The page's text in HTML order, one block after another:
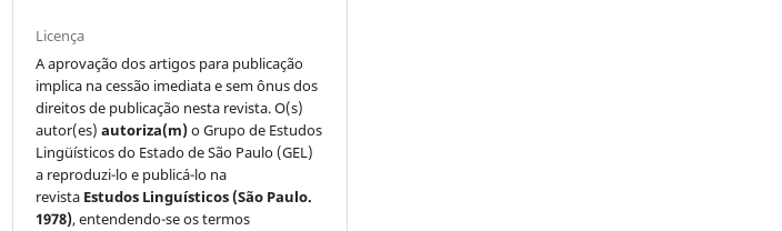
Licença
A aprovação dos artigos para publicação
implica na cessão imediata e sem ônus dos
direitos de publicação nesta revista. O(s)
autor(es)autoriza(m)o Grupo de Estudos
Lingüísticos do Estado de São Paulo (GEL)
a reproduzi-lo e publicá-lo na
revista Estudos Linguísticos(São Paulo.
1978), entendendo-se os termos